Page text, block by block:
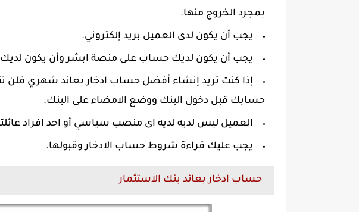
بمجرد الخروج منها.
يجب أن يكون لدى العميل بريد إلكتروني.
يجب أن يكون لديك حساب على منصة ابشر وأن يكون
إذا كنت تريد إنشاء أفضل حساب ادخار بعائد شهري فلن
حسابك قبل دخول البنك ووضع الامضاء على البنك.
العميل ليس لديه لديه اى منصب سياسي أو احد افراد
يجب عليك قراءة شروط حساب الادخار وقبولها.
حساب ادخار بعائد بنك الاستثمار